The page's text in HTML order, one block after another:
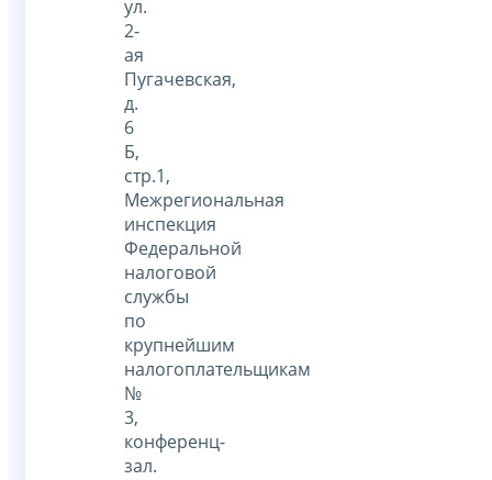
ул.
2-
ая
Пугачевская,
д.
6
Б,
стр.1,
Межрегиональная
инспекция
Федеральной
налоговой
службы
по
крупнейшим
налогоплательщикам
№
3,
конференц-
зал.